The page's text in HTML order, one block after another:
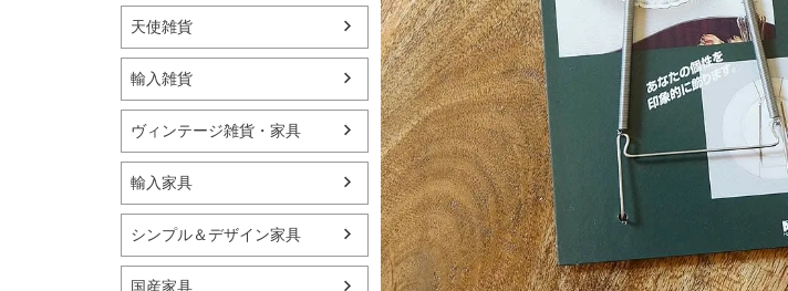
天使雑貨
輸入雑貨
ヴィンテージ雑貨・家具
輸入家具
シンプル＆デザイン家具
国産家具